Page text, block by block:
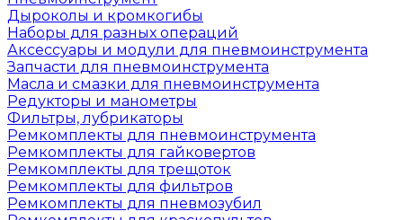
Дыроколы и кромкогибы
Наборы для разных операций
Аксессуары и модули для пневмоинструмента
Запчасти для пневмоинструмента
Масла и смазки для пневмоинструмента
Редукторы и манометры
Фильтры, лубрикаторы
Ремкомплекты для пневмоинструмента
Ремкомплекты для гайковертов
Ремкомплекты для трещоток
Ремкомплекты для фильтров
Ремкомплекты для пневмозубил